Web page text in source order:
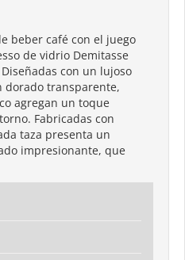
beber café con el juego
de vidrio Demitasse
Diseñadas con un lujoso
dorado transparente,
agregan un toque
Fabricadas con
taza presenta un
impresionante, que